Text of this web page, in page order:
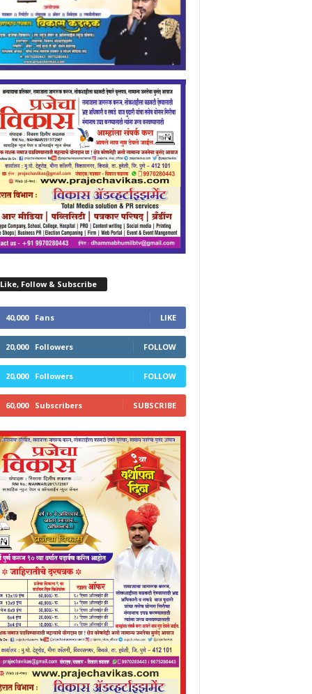
Follow & Subscribe
40,000 Fans LIKE
20,000 Followers FOLLOW
20,000 Followers FOLLOW
60,000 Subscribers SUBSCRIBE